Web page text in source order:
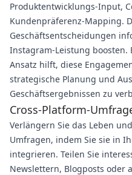
Produktentwicklungs-Input,
Kundenpräferenz-Mapping.
Geschäftsentscheidungen
Instagram-Leistung boosten.
Ansatz hilft, diese
strategische Planung und
Geschäftsergebnissen zu
Cross-Platform-
Verlängern Sie das Leben
Umfragen, indem Sie sie in
integrieren. Teilen Sie
Newslettern, Blogposts oder